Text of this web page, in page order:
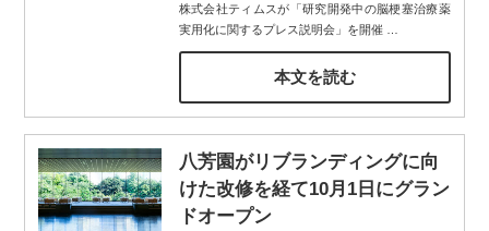
株式会社ティムスが「研究開発中の脳梗塞治療薬
実用化に関するプレス説明会」を開催…
本文を読む
八芳園がリブランディングに向
けた改修を経て10月1日にグラン
ドオープン